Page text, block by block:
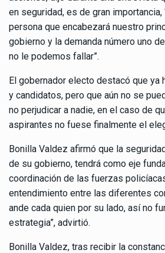
en seguridad, es de gran
persona que encabezará nuestro
gobierno y la demanda número uno
no le podemos fallar”.
El gobernador electo destacó que ya
y candidatos, pero que aún no se
no perjudicar a nadie, en el caso de
aspirantes no fuese finalmente el
Bonilla Valdez afirmó que la
de su gobierno, tendrá como eje
coordinación de las fuerzas
entendimiento entre las diferentes
ande cada quien por su lado, así no
estrategia”, advirtió.
Bonilla Valdez, tras recibir la